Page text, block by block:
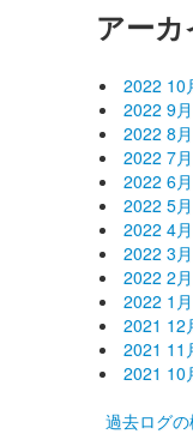
アーカ
2022 10
2022 9月
2022 8月
2022 7月
2022 6月
2022 5月
2022 4月
2022 3月
2022 2月
2022 1月
2021 12
2021 11
2021 10
過去ログ